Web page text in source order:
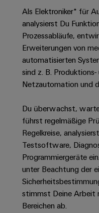
Lösungen
für
die
spezifischen
Anforderungen
der
Gebäudeinfrastruktur
Innovative
Verbindungslösungen
für
Geräte
Konventionelle
Zukunftssicherheit
bewährte
Energieerzeugung
Metering
Weidmüller
Configurator
Workplace
Solutions
Systeme
und
Lösungen
Dezentrale
Koppelrelais
&
Halbleiterrelais
Trennverstärker
und
Messumformer
Blitz-
und
PV
Services
Akkreditiertes
Labor
Support
Technischer
Support
Engineering
Daten
Management
Informationen
und
Zertifikate
Presse
Pressekontakt
Unsere
Partner
Ausbildung
Duales
Studium
Schülerpraktika
Karrierewege
Offene
Ausbildungs-
und
Studienplätze
Als Elektroniker* für
analysierst Du
Prozessabläufe,
Erweiterungen von
automatisierten
sind z. B.
Netzautomation und
Du überwachst,
führst regelmäßige
Regelkreise,
Testsoftware,
Programmiergeräte
unter Beachtung der
stimmst Deine Arbeit
Bereichen ab.